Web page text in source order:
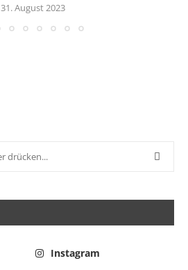
31. August 2023
Instagram